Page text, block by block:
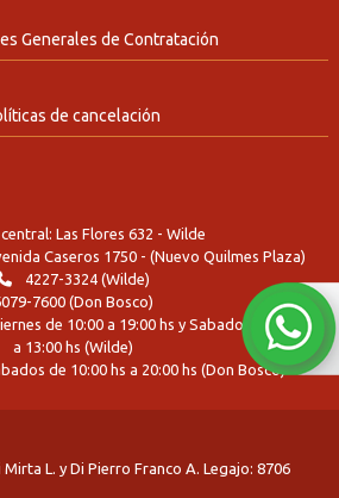
Generales de Contratación
de cancelación
central: Las Flores 632 - Wilde
Caseros 1750 - (Nuevo Quilmes Plaza)
4227-3324 (Wilde)
7600 (Don Bosco)
de 10:00 a 19:00 hs y Sabado de 10:00
a 13:00 hs (Wilde)
de 10:00 hs a 20:00 hs (Don Bosco)
L. y Di Pierro Franco A. Legajo: 8706